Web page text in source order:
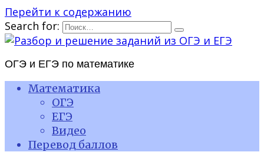
Перейти к содержанию
Search for:
ОГЭ и ЕГЭ по математике
Математика
ОГЭ
ЕГЭ
Видео
Перевод баллов